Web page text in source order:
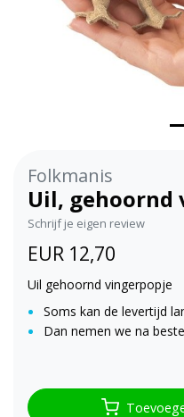
Folkmanis
Uil, gehoornd
Schrijf je eigen review
EUR 12,70
Uil gehoornd vingerpopje
Soms kan de levertijd
Dan nemen we na